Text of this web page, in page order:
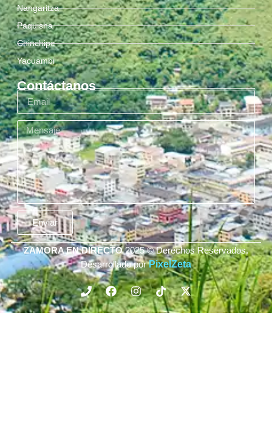
Nangaritza
Paquisha
Chinchipe
Yacuambi
Contáctanos
Enviar
ZAMORA EN DIRECTO2025 © Derechos Reservados.
Desarrollado porPixelZeta